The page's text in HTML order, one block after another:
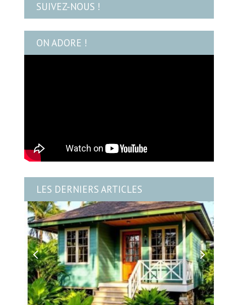
SUIVEZ-NOUS !
ON ADORE !
LES DERNIERS ARTICLES